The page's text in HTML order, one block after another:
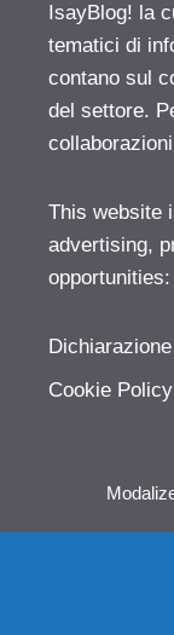
IsayBlog! la
tematici di
contano sul
del settore.
This website
advertising,
opportunities:
Cookie